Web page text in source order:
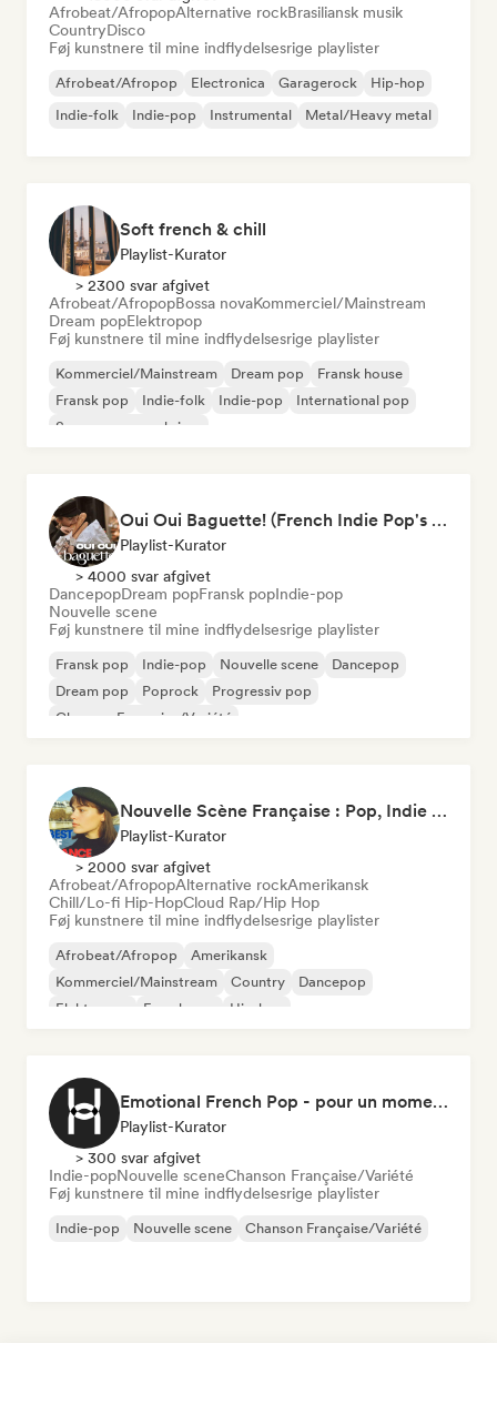
Afrobeat/AfropopAlternative rockBrasiliansk musik
CountryDisco
Føj kunstnere til mine indflydelsesrige playlister
Afrobeat/Afropop Electronica Garagerock
Hip-hop
Indie-folk
Indie-pop Instrumental Metal/Heavy metal
Soft french & chill
Playlist-Kurator
> 2300 svar afgivet
Afrobeat/AfropopBossa novaKommerciel/Mainstream
Dream popElektropop
Føj kunstnere til mine indflydelsesrige playlister
Kommerciel/Mainstream Dream pop
Fransk house
Fransk pop
Indie-folk Indie-pop
International pop
Sanger og sangskriver
Oui Oui Baguette! (French Indie Pop's Finest)
Playlist-Kurator
> 4000 svar afgivet
DancepopDream popFransk popIndie-pop
Nouvelle scene
Føj kunstnere til mine indflydelsesrige playlister
Fransk pop Indie-pop Nouvelle scene
Dancepop
Dream pop
Poprock
Progressiv pop
Chanson Française/Variété
Nouvelle Scène Française : Pop, Indie & Chanson Émergente
Playlist-Kurator
> 2000 svar afgivet
Afrobeat/AfropopAlternative rockAmerikansk
Chill/Lo-fi Hip-HopCloud Rap/Hip Hop
Føj kunstnere til mine indflydelsesrige playlister
Afrobeat/Afropop
Amerikansk
Kommerciel/Mainstream
Country
Dancepop
Elektropop
Fransk pop Hip-hop
Emotional French Pop - pour un moment tranquille
Playlist-Kurator
> 300 svar afgivet
Indie-popNouvelle sceneChanson Française/Variété
Føj kunstnere til mine indflydelsesrige playlister
Indie-pop Nouvelle scene Chanson Française/Variété